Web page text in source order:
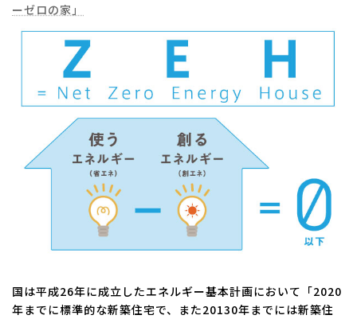
ーゼロの家」
国は平成26年に成立したエネルギー基本計画において「2020
年までに標準的な新築住宅で、また20130年までには新築住